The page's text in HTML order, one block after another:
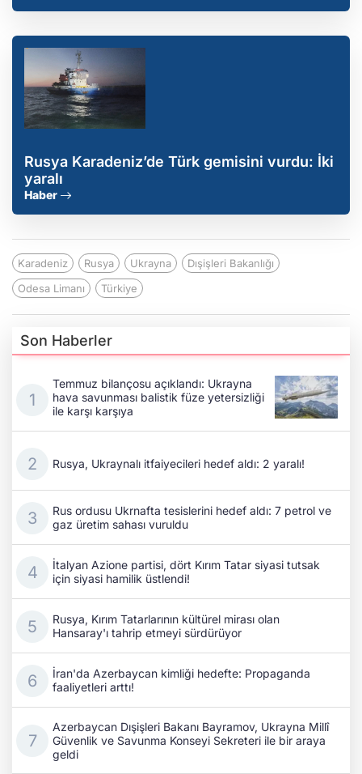
Rusya Karadeniz’de Türk gemisini vurdu: İki
yaralı
Haber
Karadeniz Rusya Ukrayna
Dışişleri Bakanlığı
Odesa Limanı
Türkiye
Son Haberler
Temmuz bilançosu açıklandı: Ukrayna
hava savunması balistik füze yetersizliği
ile karşı karşıya
Rusya, Ukraynalı itfaiyecileri hedef aldı: 2 yaralı!
Rus ordusu Ukrnafta tesislerini hedef aldı: 7 petrol ve
gaz üretim sahası vuruldu
İtalyan Azione partisi, dört Kırım Tatar siyasi tutsak
için siyasi hamilik üstlendi!
Rusya, Kırım Tatarlarının kültürel mirası olan
Hansaray'ı tahrip etmeyi sürdürüyor
İran'da Azerbaycan kimliği hedefte: Propaganda
faaliyetleri arttı!
Azerbaycan Dışişleri Bakanı Bayramov, Ukrayna Millî
Güvenlik ve Savunma Konseyi Sekreteri ile bir araya
geldi